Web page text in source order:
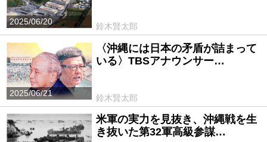
2025/06/20
鈴木賢太郎
2025/06/21
〈沖縄には日本の矛盾が詰まって
いる〉TBSアナウンサー…
鈴木賢太郎
米軍の実力を見抜き、沖縄戦を生
き抜いた第32軍高級参謀…